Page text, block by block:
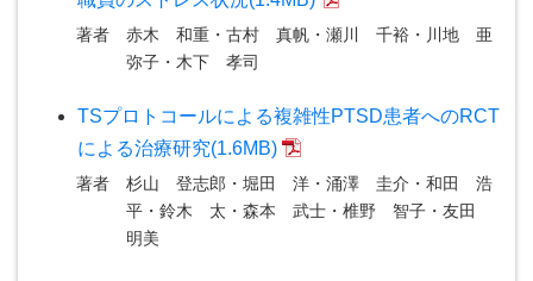
著者
赤木 和重・古村 真帆・瀬川 千裕・川地 亜
弥子・木下 孝司
TSプロトコールによる複雑性PTSD患者へのRCT
による治療研究(1.6MB)
著者
杉山 登志郎・堀田 洋・涌澤 圭介・和田 浩
平・鈴木 太・森本 武士・椎野 智子・友田
明美